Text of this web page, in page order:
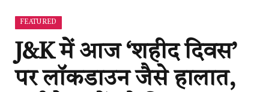
FEATURED
J&K में आज ‘शहीद दिवस’
पर लॉकडाउन जैसे हालात,